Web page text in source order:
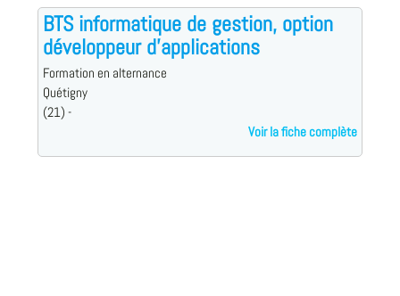
BTS informatique de gestion, option
développeur d'applications
Formation en alternance
Quétigny
(21) -
Voir la fiche complète